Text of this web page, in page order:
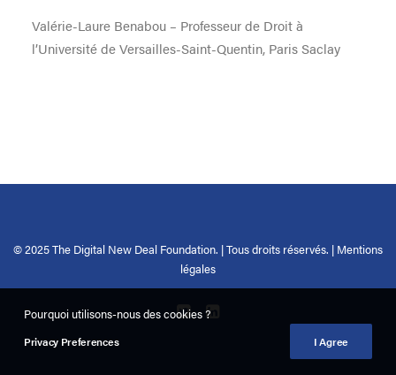
Valérie-Laure Benabou – Professeur de Droit à
l’Université de Versailles-Saint-Quentin, Paris Saclay
© 2025 The Digital New Deal Foundation. | Tous droits réservés. | Mentions
légales
Pourquoi utilisons-nous des cookies ?
Privacy Preferences I Agree